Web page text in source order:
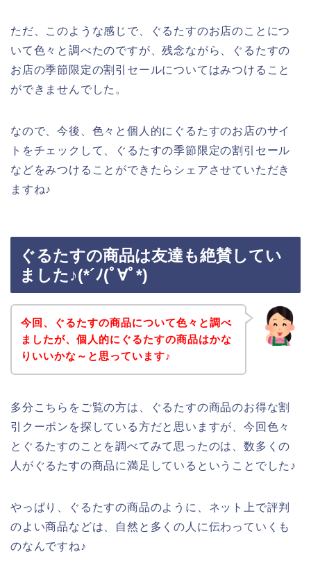
ただ、このような感じで、ぐるたすのお店のことにつ
いて色々と調べたのですが、残念ながら、ぐるたすの
お店の季節限定の割引セールについてはみつけること
ができませんでした。
なので、今後、色々と個人的にぐるたすのお店のサイ
トをチェックして、ぐるたすの季節限定の割引セール
などをみつけることができたらシェアさせていただき
ますね♪
ぐるたすの商品は友達も絶賛してい
ました♪(*´ﾉ(ﾟ∀ﾟ*)
今回、ぐるたすの商品について色々と調べ
ましたが、個人的にぐるたすの商品はかな
りいいかな～と思っています♪
多分こちらをご覧の方は、ぐるたすの商品のお得な割
引クーポンを探している方だと思いますが、今回色々
とぐるたすのことを調べてみて思ったのは、数多くの
人がぐるたすの商品に満足しているということでした♪
やっぱり、ぐるたすの商品のように、ネット上で評判
のよい商品などは、自然と多くの人に伝わっていくも
のなんですね♪